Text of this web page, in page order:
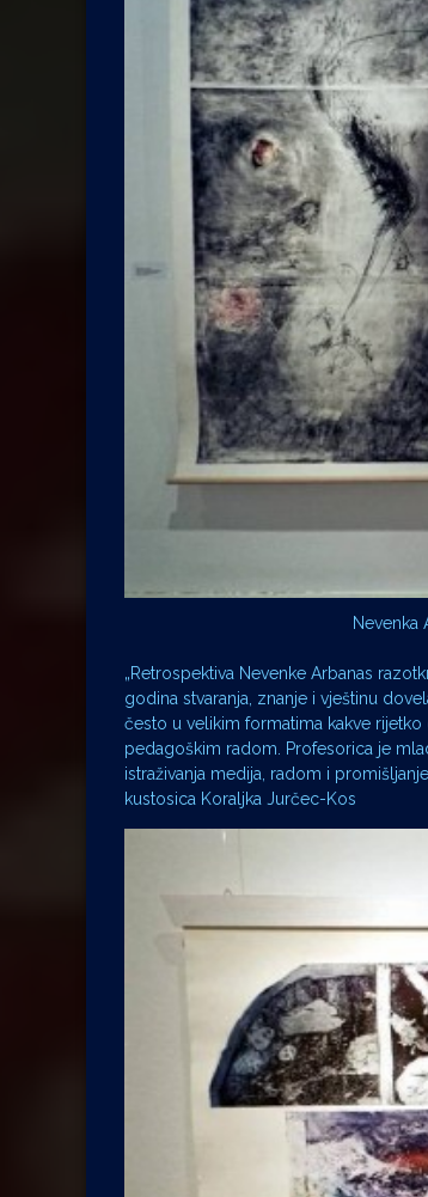
Nevenka
„Retrospektiva Nevenke Arbanas
godina stvaranja, znanje i vještinu
često u velikim formatima kakve
pedagoškim radom. Profesorica je
istraživanja medija, radom i
kustosica Koraljka Jurčec-Kos